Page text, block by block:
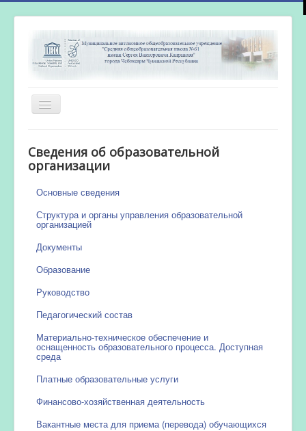
Включить/
выключить
Новости
Сведения об образовательной
организации
Основные сведения
Структура и органы управления образовательной
организацией
Документы
Образование
Руководство
Педагогический состав
Материально-техническое обеспечение и
оснащенность образовательного процесса. Доступная
среда
Платные образовательные услуги
Финансово-хозяйственная деятельность
Вакантные места для приема (перевода) обучающихся